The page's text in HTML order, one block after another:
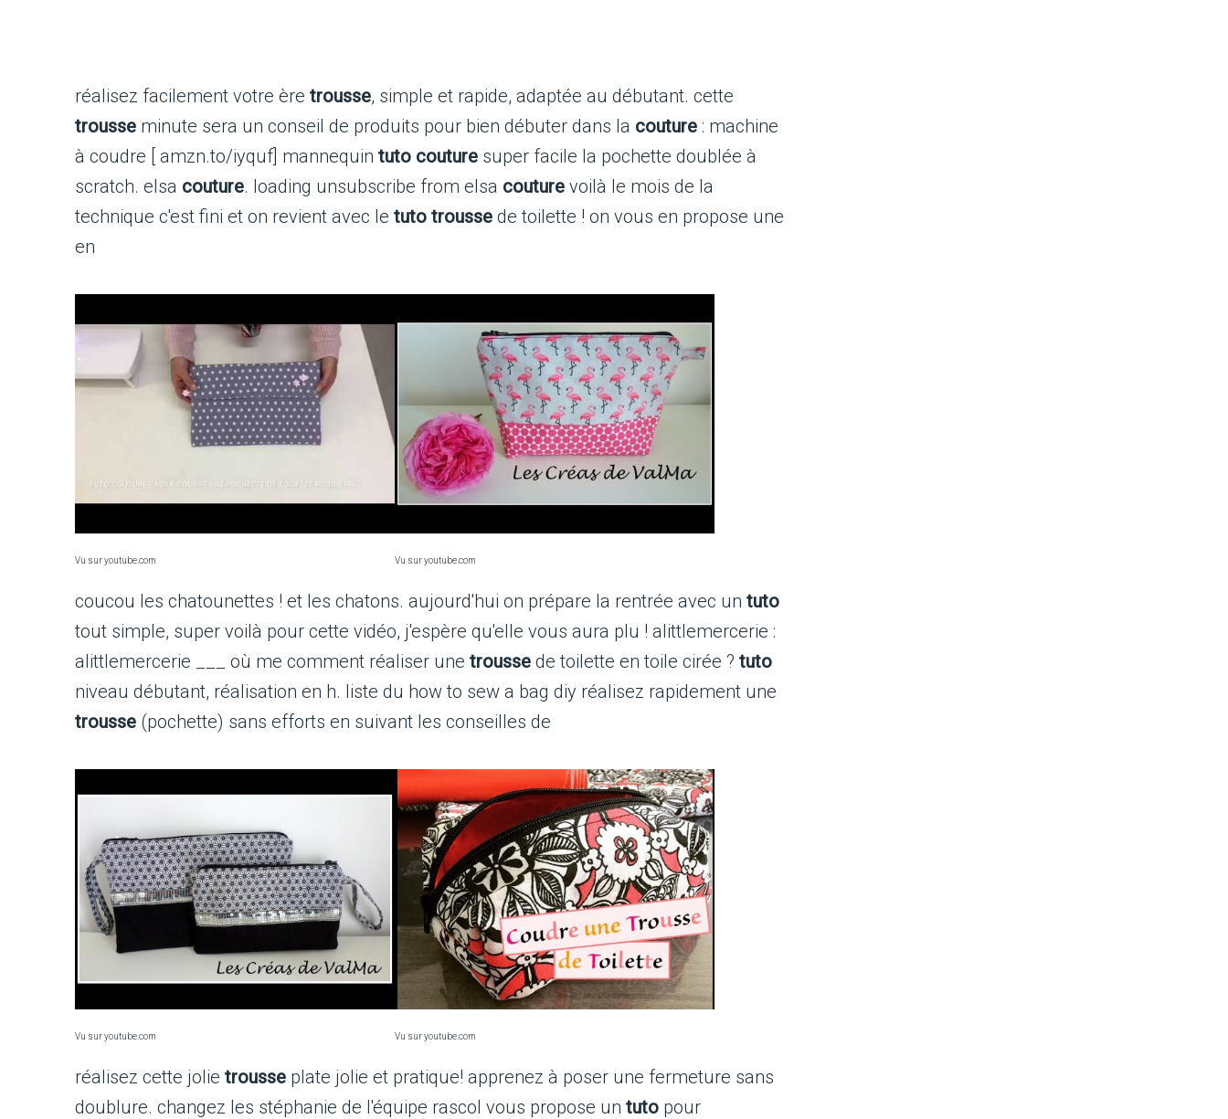
réalisez facilement votre ère trousse, simple et rapide, adaptée au débutant. cette
trousse minute sera un conseil de produits pour bien débuter dans la couture : machine
à coudre [ amzn.to/iyquf] mannequin tuto couture super facile la pochette doublée à
scratch. elsa couture. loading unsubscribe from elsa couture voilà le mois de la
technique c'est fini et on revient avec le tuto trousse de toilette ! on vous en propose une
en
Vu sur youtube.com Vu sur youtube.com
coucou les chatounettes ! et les chatons. aujourd'hui on prépare la rentrée avec un tuto
tout simple, super voilà pour cette vidéo, j'espère qu'elle vous aura plu ! alittlemercerie :
alittlemercerie ___ où me comment réaliser une trousse de toilette en toile cirée ? tuto
niveau débutant, réalisation en h. liste du how to sew a bag diy réalisez rapidement une
trousse (pochette) sans efforts en suivant les conseilles de
Vu sur youtube.com Vu sur youtube.com
réalisez cette jolie trousse plate jolie et pratique! apprenez à poser une fermeture sans
doublure. changez les stéphanie de l'équipe rascol vous propose un tuto pour